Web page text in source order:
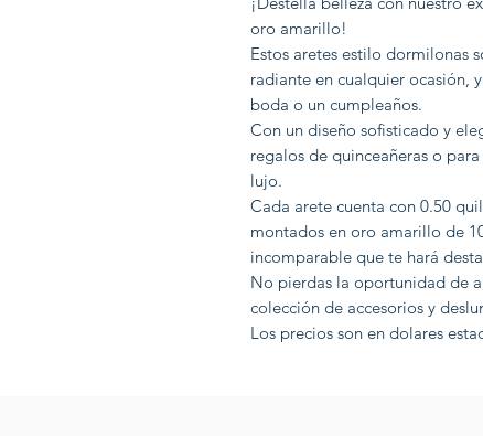
oro amarillo!
Estos aretes estilo dormilonas
radiante en cualquier ocasión,
boda o un cumpleaños.
Con un diseño sofisticado y
regalos de quinceañeras o
lujo.
Cada arete cuenta con 0.50
montados en oro amarillo de
incomparable que te hará
No pierdas la oportunidad de
colección de accesorios y
Los precios son en dolares